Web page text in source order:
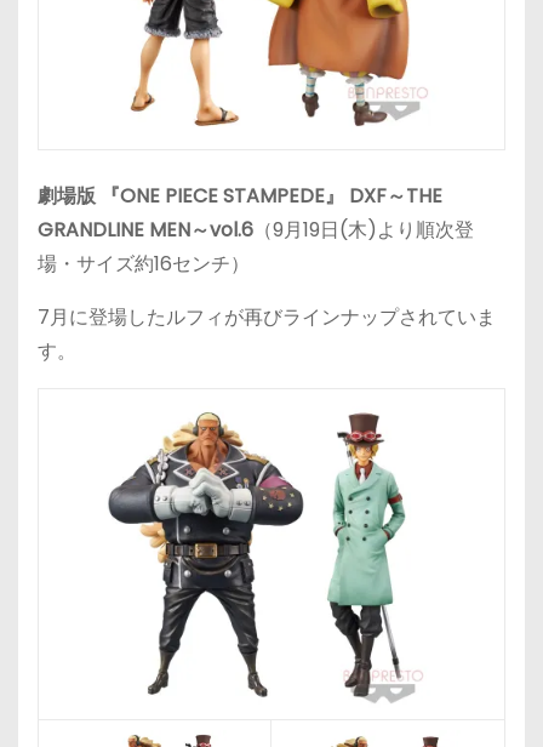
劇場版 『ONE PIECE STAMPEDE』 DXF～THE
GRANDLINE MEN～vol.6 （9月19日(木)より順次登
場・サイズ約16センチ）
7月に登場したルフィが再びラインナップされていま
す。